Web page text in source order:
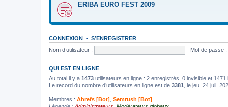
ERIBA EURO FEST 2009
CONNEXION • S’ENREGISTRER
Nom d’utilisateur :
Mot de passe :
QUI EST EN LIGNE
Au total il y a 1473 utilisateurs en ligne : 2 enregistrés, 0 invisible et
Le record du nombre d’utilisateurs en ligne est de 3381 , le jeu. 24 juil.
Membres : Ahrefs [Bot] Semrush [Bot]